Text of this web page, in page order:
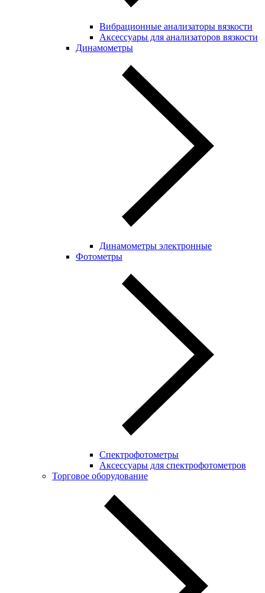
Вибрационные анализаторы вязкости
Аксессуары для анализаторов вязкости
Динамометры
Динамометры электронные
Фотометры
Спектрофотометры
Аксессуары для спектрофотометров
Торговое оборудование